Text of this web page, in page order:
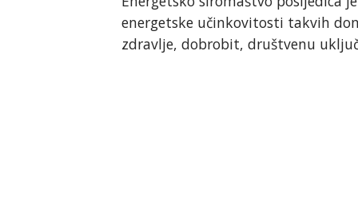
energetske učinkovitosti takvih
zdravlje, dobrobit, društvenu